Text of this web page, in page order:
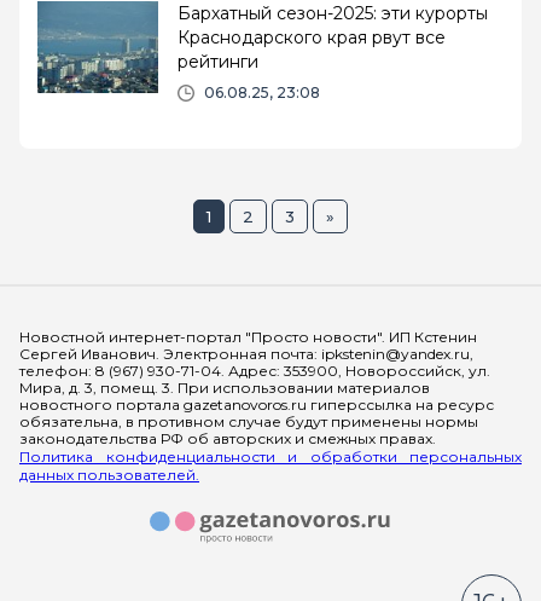
Бархатный сезон-2025: эти курорты
Краснодарского края рвут все
рейтинги
06.08.25, 23:08
1 2 3 »
Новостной интернет-портал "Просто новости". ИП Кстенин
Сергей Иванович. Электронная почта: ipkstenin@yandex.ru,
телефон: 8 (967) 930-71-04. Адрес: 353900, Новороссийск, ул.
Мира, д. 3, помещ. 3. При использовании материалов
новостного портала gazetanovoros.ru гиперссылка на ресурс
обязательна, в противном случае будут применены нормы
законодательства РФ об авторских и смежных правах.
Политика конфиденциальности и обработки персональных
данных пользователей.